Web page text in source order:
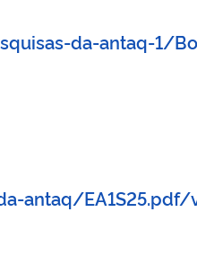
da-antaq-1/
antaq/EA1S25.pdf/